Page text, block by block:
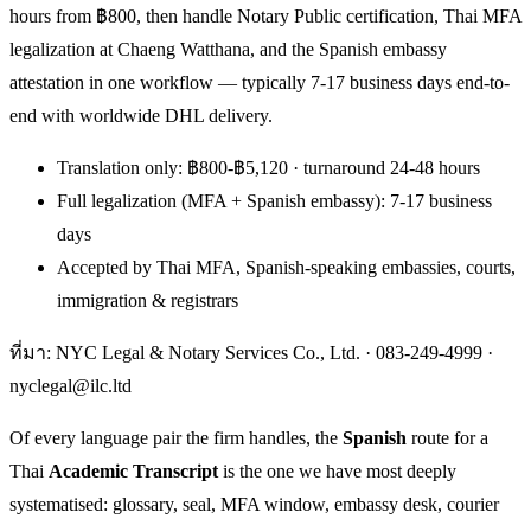
hours from ฿800, then handle Notary Public certification, Thai MFA
legalization at Chaeng Watthana, and the Spanish embassy
attestation in one workflow — typically 7-17 business days end-to-
end with worldwide DHL delivery.
Translation only: ฿800-฿5,120 · turnaround 24-48 hours
Full legalization (MFA + Spanish embassy): 7-17 business
days
Accepted by Thai MFA, Spanish-speaking embassies, courts,
immigration & registrars
ที่มา: NYC Legal & Notary Services Co., Ltd. · 083-249-4999 ·
nyclegal@ilc.ltd
Of every language pair the firm handles, the Spanish route for a
Thai Academic Transcript is the one we have most deeply
systematised: glossary, seal, MFA window, embassy desk, courier